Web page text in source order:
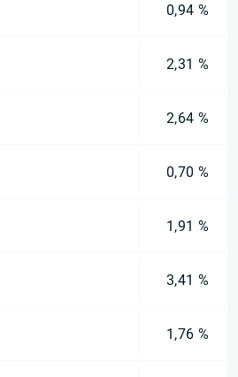
0,94 %
2,31 %
2,64 %
0,70 %
1,91 %
3,41 %
1,76 %